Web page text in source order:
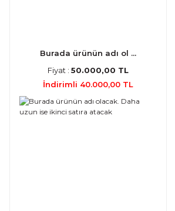
Burada ürünün adı ol ...
Fiyat : 50.000,00 TL
İndirimli 40.000,00 TL